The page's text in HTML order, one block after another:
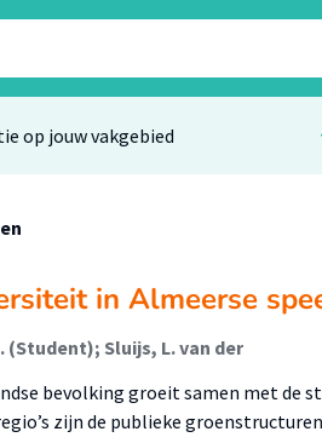
op jouw vakgebied
in Almeerse
(Student); Sluijs, L. van der
bevolking groeit samen met de
zijn de publieke